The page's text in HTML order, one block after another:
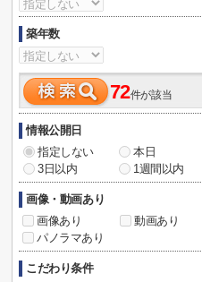
築年数
72件が該当
情報公開日
指定しない
本日
3日以内
1週間以内
画像・動画あり
画像あり
動画あり
パノラマあり
こだわり条件